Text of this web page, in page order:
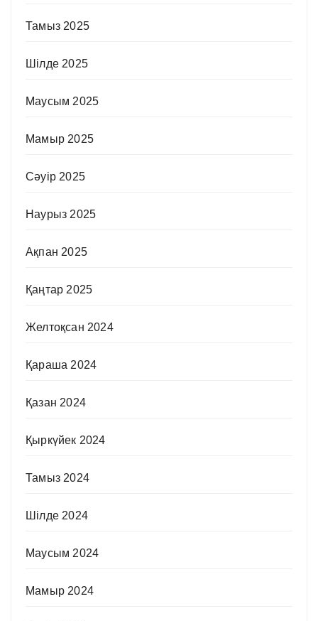
Тамыз 2025
Шілде 2025
Маусым 2025
Мамыр 2025
Сәуір 2025
Наурыз 2025
Ақпан 2025
Қаңтар 2025
Желтоқсан 2024
Қараша 2024
Қазан 2024
Қыркүйек 2024
Тамыз 2024
Шілде 2024
Маусым 2024
Мамыр 2024